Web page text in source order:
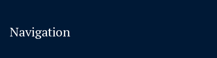
Navigation